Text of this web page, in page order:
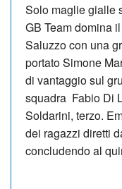
Solo maglie gialle
GB Team domina
Saluzzo con una
portato Simone
di vantaggio sul
squadra Fabio Di
Soldarini, terzo.
dei ragazzi diretti
concludendo al